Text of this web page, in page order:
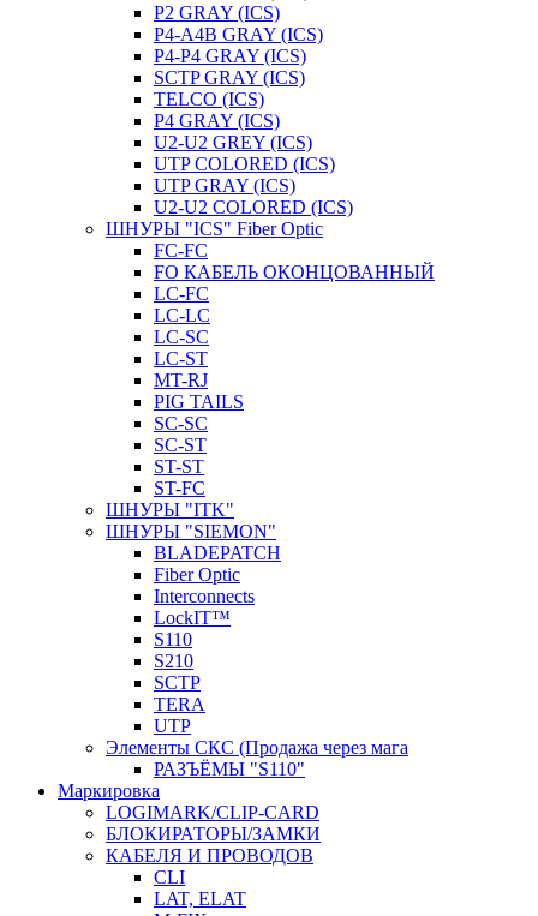
P2 GRAY (ICS)
P4-A4B GRAY (ICS)
P4-P4 GRAY (ICS)
SCTP GRAY (ICS)
TELCO (ICS)
P4 GRAY (ICS)
U2-U2 GREY (ICS)
UTP COLORED (ICS)
UTP GRAY (ICS)
U2-U2 COLORED (ICS)
ШНУРЫ "ICS" Fiber Optic
FC-FC
FO КАБЕЛЬ ОКОНЦОВАННЫЙ
LC-FC
LC-LC
LC-SC
LС-ST
MT-RJ
PIG TAILS
SC-SC
SC-ST
ST-ST
ST-FC
ШНУРЫ "ITK"
ШНУРЫ "SIEMON"
BLADEPATCH
Fiber Optic
Interconnects
LockIT™
S110
S210
SCTP
TERA
UTP
Элементы СКС (Продажа через мага
РАЗЪЁМЫ "S110"
Маркировка
LOGIMARK/CLIP-CARD
БЛОКИРАТОРЫ/ЗАМКИ
КАБЕЛЯ И ПРОВОДОВ
CLI
LAT, ELAT